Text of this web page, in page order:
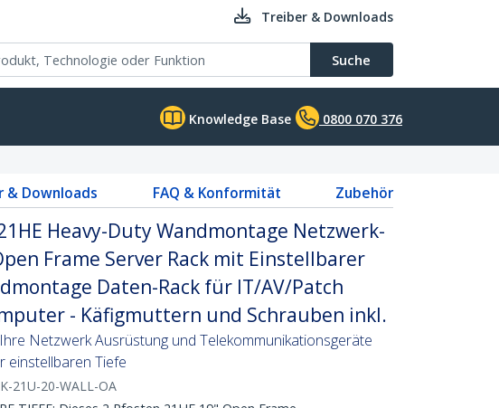
Treiber & Downloads
Suche
Knowledge Base 0800 070 376
& Downloads FAQ & Konformität Zubehör
Heavy-Duty Wandmontage Netzwerk-
Frame Server Rack mit Einstellbarer
Daten-Rack für IT/AV/Patch
- Käfigmuttern und Schrauben inkl.
Netzwerk Ausrüstung und Telekommunikationsgeräte
einstellbaren Tiefe
21U-20-WALL-OA